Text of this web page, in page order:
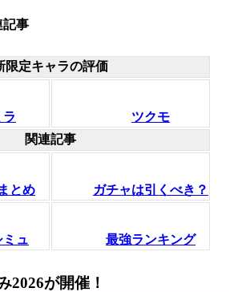
記事
限定キャラの評価
ラ
ツクモ
関連記事
とめ ガチャは引くべき？
ミュ 最強ランキング
2026が開催！